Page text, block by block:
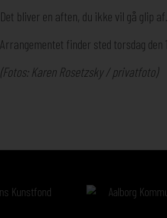
Det bliver en aften, du ikke vil gå glip af.
Arrangementet finder sted torsdag den
(Fotos: Karen Rosetzsky / privatfoto)